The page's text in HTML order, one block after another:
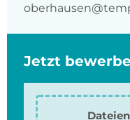
Jetzt